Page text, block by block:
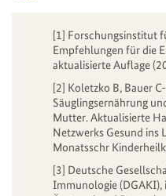
[1] Forschungsinstitut
Empfehlungen für die
aktualisierte Auflage
[2] Koletzko B, Bauer
Säuglingsernährung
Mutter. Aktualisierte
Netzwerks Gesund ins
Monatsschr
[3] Deutsche
Immunologie (DGAKI),